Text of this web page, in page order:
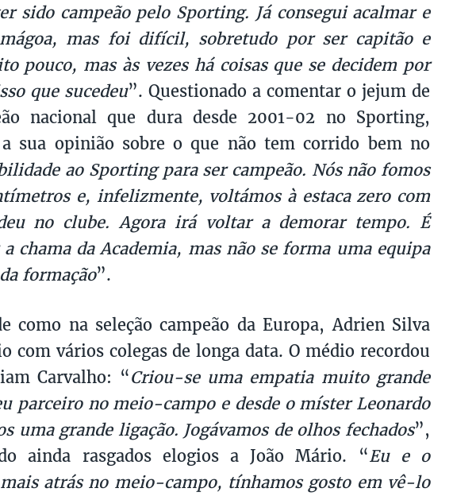
sido campeão pelo Sporting. Já consegui acalmar e
mas foi difícil, sobretudo por ser capitão e
pouco, mas às vezes há coisas que se decidem por
que sucedeu”. Questionado a comentar o jejum de
nacional que dura desde 2001-02 no Sporting,
sua opinião sobre o que não tem corrido bem no
ao Sporting para ser campeão. Nós não fomos
e, infelizmente, voltámos à estaca zero com
no clube. Agora irá voltar a demorar tempo. É
chama da Academia, mas não se forma uma equipa
formação”.
como na seleção campeão da Europa, Adrien Silva
com vários colegas de longa data. O médio recordou
Carvalho: “Criou-se uma empatia muito grande
parceiro no meio-campo e desde o míster Leonardo
uma grande ligação. Jogávamos de olhos fechados”,
ainda rasgados elogios a João Mário. “Eu e o
atrás no meio-campo, tínhamos gosto em vê-lo